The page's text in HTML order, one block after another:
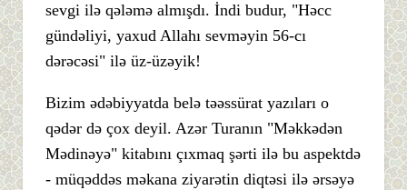
sevgi ilə qələmə almışdı. İndi budur, "Həcc
gündəliyi, yaxud Allahı sevməyin 56-cı
dərəcəsi" ilə üz-üzəyik!
Bizim ədəbiyyatda belə təəssürat yazıları o
qədər də çox deyil. Azər Turanın "Məkkədən
Mədinəyə" kitabını çıxmaq şərti ilə bu aspektdə
- müqəddəs məkana ziyarətin diqtəsi ilə ərsəyə